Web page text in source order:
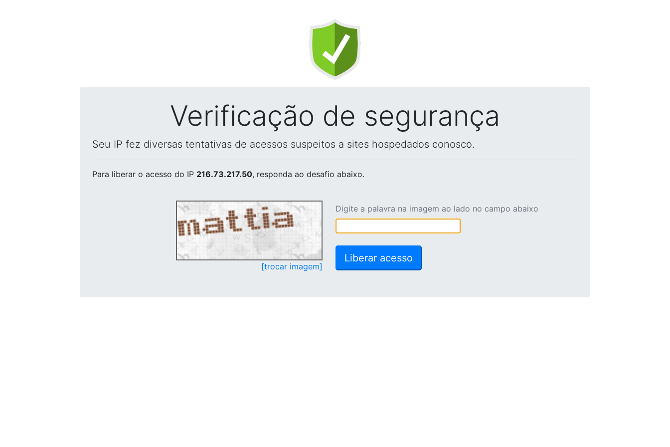
Verificação de segurança
Seu IP fez diversas tentativas de acessos suspeitos a sites hospedados conosco.
Para liberar o acesso do IP 216.73.217.50, responda ao desafio abaixo.
[trocar imagem]
Digite a palavra na imagem ao lado no campo abaixo